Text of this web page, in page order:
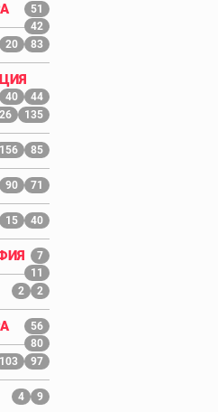
51
42
83
20
44
40
135
85
156
71
90
40
15
7
11
2
2
56
80
97
103
9
4